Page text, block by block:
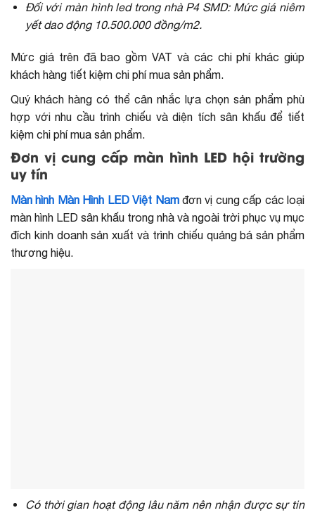
Đối với màn hình led trong nhà P4 SMD: Mức giá niêm
yết dao động 10.500.000 đồng/m2.
Mức giá trên đã bao gồm VAT và các chi phí khác giúp
khách hàng tiết kiệm chi phí mua sản phẩm.
Quý khách hàng có thể cân nhắc lựa chọn sản phẩm phù
hợp với nhu cầu trình chiếu và diện tích sân khấu để tiết
kiệm chi phí mua sản phẩm.
Đơn vị cung cấp màn hình LED hội trường
uy tín
Màn hình Màn Hình LED Việt Namđơn vị cung cấp các loại
màn hình LED sân khấu trong nhà và ngoài trời phục vụ mục
đích kinh doanh sản xuất và trình chiếu quảng bá sản phẩm
thương hiệu.
Có thời gian hoạt động lâu năm nên nhận được sự tin